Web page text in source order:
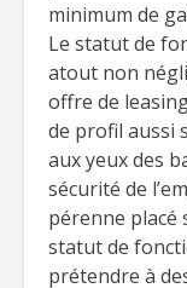
minimum de
Le statut de
atout non
offre de
de profil aussi
aux yeux des
sécurité de
pérenne placé
statut de
prétendre à